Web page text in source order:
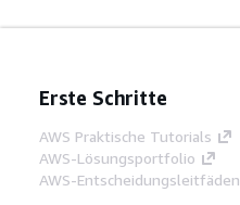
Erste Schritte
AWS Praktische Tutorials
AWS-Lösungsportfolio
AWS-Entscheidungsleitfäden